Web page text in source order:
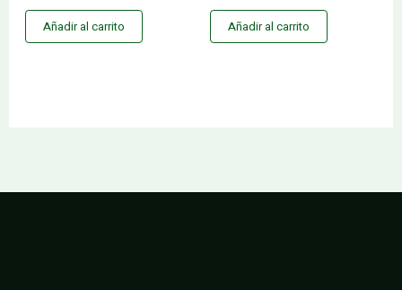
Añadir al carrito Añadir al carrito